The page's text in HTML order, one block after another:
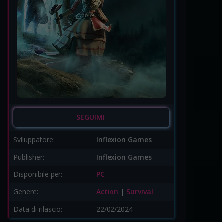
SEGUIMI
Sviluppatore:
Inflexion Games
Publisher:
Inflexion Games
Disponibile per:
PC
Genere:
Action | Survival
Data di rilascio:
22/02/2024